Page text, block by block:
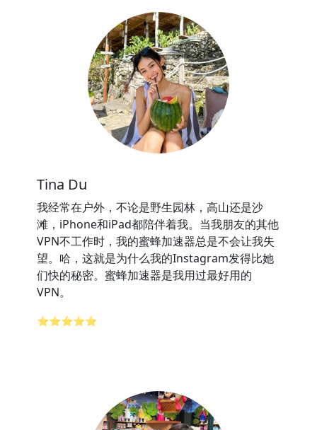
Tina Du
我经常在户外，不论是野生园林，高山还是沙
滩，iPhone和iPad都陪伴着我。当我朋友的其他
VPN不工作时，我的蜜蜂加速器总是不会让我失
望。哈，这就是为什么我的Instagram发得比她
们快的秘密。蜜蜂加速器是我用过最好用的
VPN。
⭐⭐⭐⭐⭐